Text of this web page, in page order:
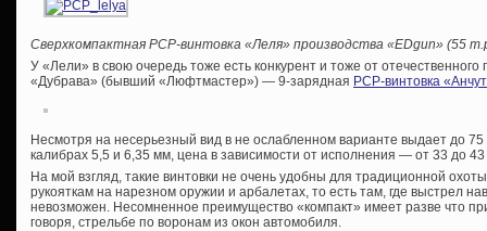
Сверхкомпактная PCP-винтовка «Леля» производства «EDgun» (55
У «Лели» в свою очередь тоже есть конкурент и тоже от
«Дубрава» (бывший «Люфтмастер») — 9-зарядная PCP-винтовка
Несмотря на несерьезный вид в не ослабленном варианте выдает до
калибрах 5,5 и 6,35 мм, цена в зависимости от исполнения — от 33 до
На мой взгляд, такие винтовки не очень удобны для традиционной
рукояткам на нарезном оружии и арбалетах, то есть там, где выстрел
невозможен. Несомненное преимущество «компакт» имеет разве что
говоря, стрельбе по воронам из окон автомобиля.